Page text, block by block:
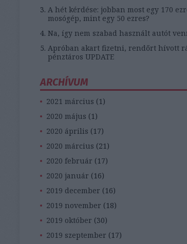
A hét kérdése: jobban most egy 170
mosógép, mint egy 50 ezres?
Na, így nem szabad használt autót
Apróban akart fizetni, rendőrt hívott
pénztáros UPDATE
ARCHÍVUM
2021 március (1 )
2020 május (1 )
2020 április (17)
2020 március (21 )
2020 február (17)
2020 január (16)
2019 december (16)
2019 november (18)
2019 október (30)
2019 szeptember (17)